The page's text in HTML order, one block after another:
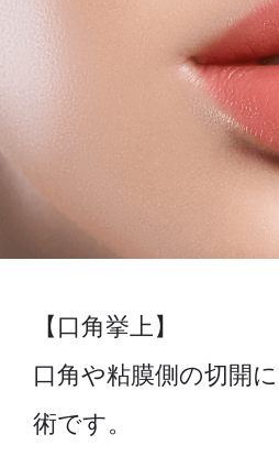
【口角挙上】
口角や粘膜側の切開
術です。